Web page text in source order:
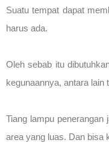
Suatu tempat dapat
harus ada.
Oleh sebab itu
kegunaannya, antara lain
Tiang lampu
area yang luas. Dan bisa